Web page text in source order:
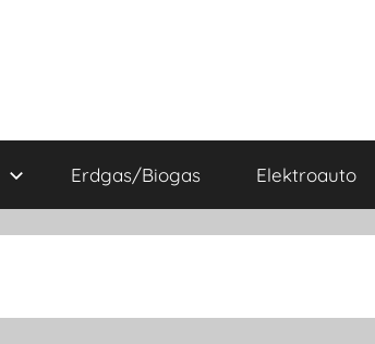
Erdgas/Biogas Elektroauto